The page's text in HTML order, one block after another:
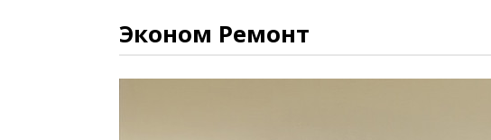
Эконом Ремонт